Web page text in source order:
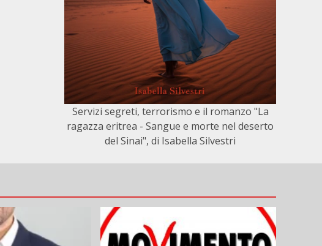
Servizi segreti, terrorismo e il romanzo "La
ragazza eritrea - Sangue e morte nel deserto
del Sinai", di Isabella Silvestri